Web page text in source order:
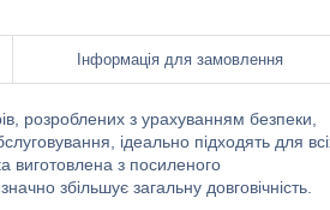
Інформація для замовлення
розроблених з урахуванням безпеки,
ідеально підходять для
виготовлена з посиленого
збільшує загальну довговічність.